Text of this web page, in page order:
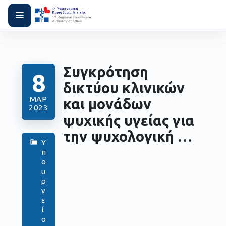
8
ΜΑΡ
2023
Υ
π
ο
υ
ρ
γ
ε
ί
ο
Συγκρότηση
δικτύου κλινικών
και μονάδων
ψυχικής υγείας για
την ψυχολογική …